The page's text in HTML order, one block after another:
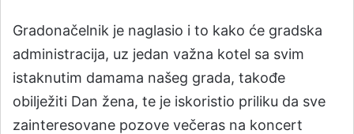
Gradonačelnik je naglasio i to kako će gradska
administracija, uz jedan važna kotel sa svim
istaknutim damama našeg grada, takođe
obilježiti Dan žena, te je iskoristio priliku da sve
zainteresovane pozove večeras na koncert